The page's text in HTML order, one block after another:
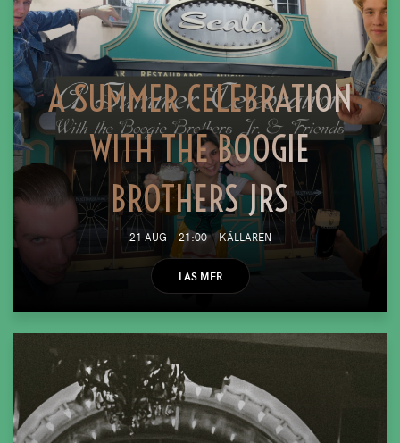
A SUMMER CELEBRATION
WITH THE BOOGIE
BROTHERS JRS
21 AUG 21:00 KÄLLAREN
LÄS MER